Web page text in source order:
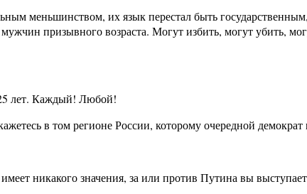
меньшинством, их язык перестал быть
призывного возраста. Могут избить, могут убить,
25 лет. Каждый! Любой!
в том регионе России, которому очередной демократ
никакого значения, за или против Путина вы